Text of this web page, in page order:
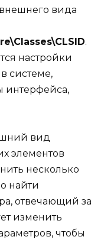
вида
.
настройки
системе,
интерфейса,
вид
элементов
несколько
найти
отвечающий за
изменить
чтобы